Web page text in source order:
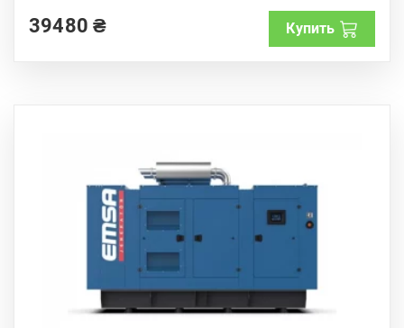
f
5
39480₴ Купить